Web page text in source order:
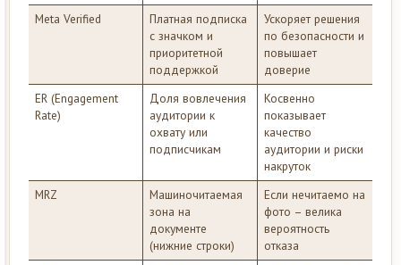
Meta Verified
Платная подписка
с значком и
приоритетной
поддержкой
Ускоряет решения
по безопасности и
повышает
доверие
ER (Engagement
Rate)
Доля вовлечения
аудитории к
охвату или
подписчикам
Косвенно
показывает
качество
аудитории и риски
накруток
MRZ
Машиночитаемая
зона на
документе
(нижние строки)
Если нечитаемо на
фото – велика
вероятность
отказа